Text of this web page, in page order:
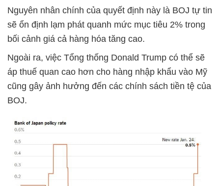
Nguyên nhân chính của quyết định này là BOJ tự tin
sẽ ổn định lạm phát quanh mức mục tiêu 2% trong
bối cảnh giá cả hàng hóa tăng cao.
Ngoài ra, việc Tổng thống Donald Trump có thể sẽ
áp thuế quan cao hơn cho hàng nhập khẩu vào Mỹ
cũng gây ảnh hưởng đến các chính sách tiền tệ của
BOJ.